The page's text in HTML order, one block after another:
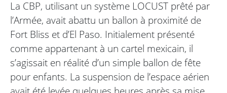
La CBP, utilisant un système LOCUST prêté par
l’Armée, avait abattu un ballon à proximité de
Fort Bliss et d’El Paso. Initialement présenté
comme appartenant à un cartel mexicain, il
s’agissait en réalité d’un simple ballon de fête
pour enfants. La suspension de l’espace aérien